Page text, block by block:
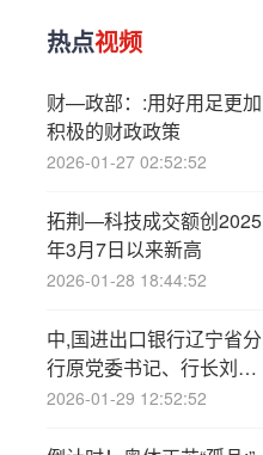
热点视频
财—政部：:用好用足更加
积极的财政政策
2026-01-27 02:52:52
拓荆—科技成交额创2025
年3月7日以来新高
2026-01-28 18:44:52
中,国进出口银行辽宁省分
行原党委书记、行长刘正
贵被开除党籍
2026-01-29 12:52:52